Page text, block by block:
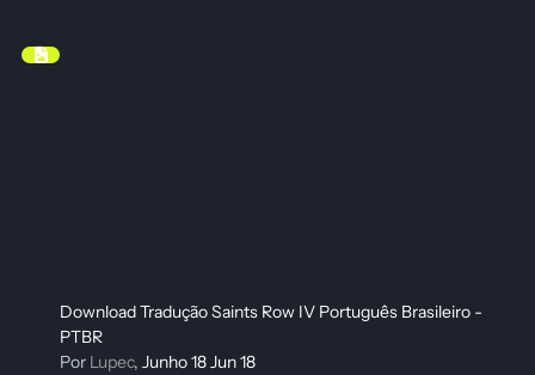
Download Tradução Saints Row IV Português Brasileiro -
PTBR
Por Lupec,Junho 18Jun 18